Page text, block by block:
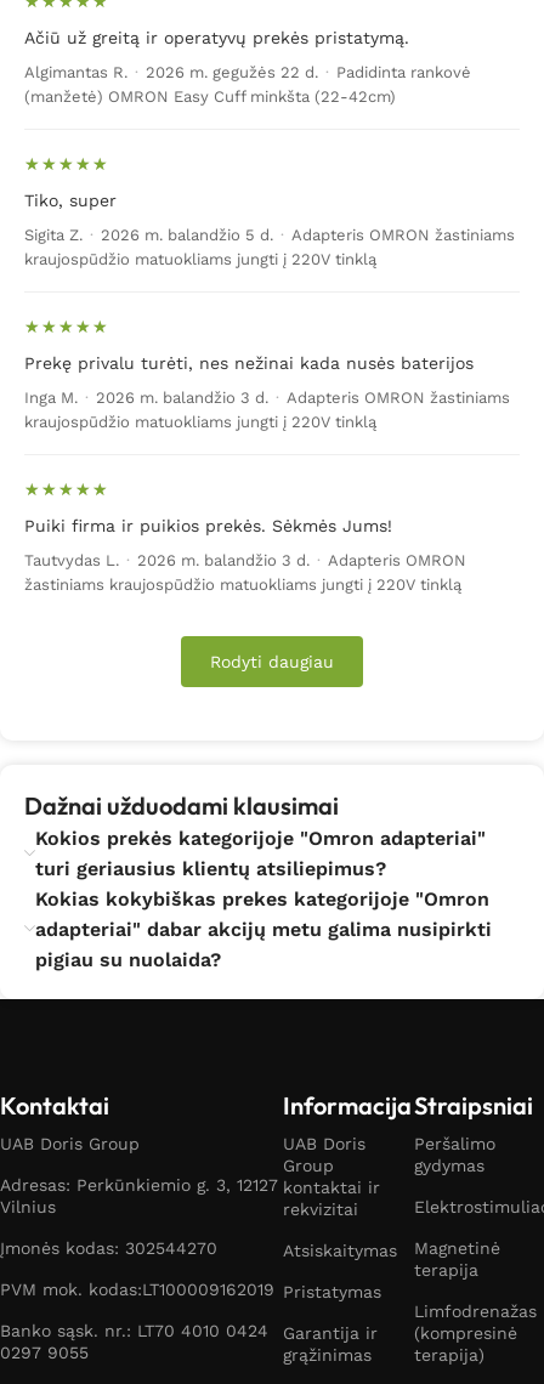
Ačiū už greitą ir operatyvų prekės pristatymą.
Algimantas R. · 2026 m. gegužės 22 d. · Padidinta rankovė
(manžetė) OMRON Easy Cuff minkšta (22-42cm)
Tiko, super
Sigita Z. · 2026 m. balandžio 5 d. · Adapteris OMRON žastiniams
kraujospūdžio matuokliams jungti į 220V tinklą
Prekę privalu turėti, nes nežinai kada nusės baterijos
Inga M. · 2026 m. balandžio 3 d. · Adapteris OMRON žastiniams
kraujospūdžio matuokliams jungti į 220V tinklą
Puiki firma ir puikios prekės. Sėkmės Jums!
Tautvydas L. · 2026 m. balandžio 3 d. · Adapteris OMRON
žastiniams kraujospūdžio matuokliams jungti į 220V tinklą
Rodyti daugiau
Dažnai užduodami klausimai
Kokios prekės kategorijoje "Omron adapteriai"
turi geriausius klientų atsiliepimus?
Kokias kokybiškas prekes kategorijoje "Omron
adapteriai" dabar akcijų metu galima nusipirkti
pigiau su nuolaida?
Kontaktai
UAB Doris Group
Adresas: Perkūnkiemio g. 3, 12127
Vilnius
Įmonės kodas: 302544270
PVM mok. kodas:LT100009162019
Banko sąsk. nr.: LT70 4010 0424
0297 9055
Informacija
UAB Doris
Group
kontaktai ir
rekvizitai
Atsiskaitymas
Pristatymas
Garantija ir
grąžinimas
Straipsniai
Peršalimo
gydymas
Magnetinė
terapija
Limfodrenažas
(kompresinė
terapija)